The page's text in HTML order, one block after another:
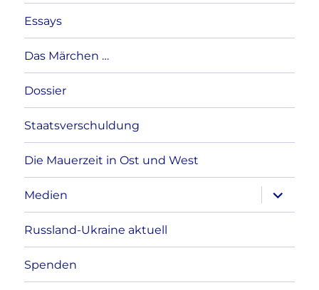
Essays
Das Märchen …
Dossier
Staatsverschuldung
Die Mauerzeit in Ost und West
Medien
anzeigen
Russland-Ukraine aktuell
Spenden